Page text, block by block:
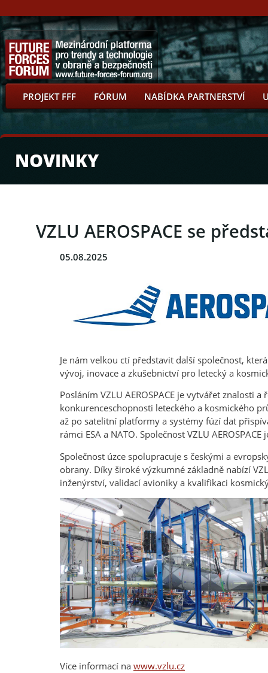
PROJEKT FFF FÓRUM NABÍDKA PARTNERSTVÍ
NOVINKY
VZLU AEROSPACE se
05.08.2025
Je nám velkou ctí představit další společnost,
vývoj, inovace a zkušebnictví pro letecký a
Posláním VZLU AEROSPACE je vytvářet
konkurenceschopnosti leteckého a kosmického
až po satelitní platformy a systémy fúzí dat
rámci ESA a NATO. Společnost VZLU
Společnost úzce spolupracuje s českými a
obrany. Díky široké výzkumné základně nabízí
inženýrství, validací avioniky a kvalifikaci
Více informací na www.vzlu.cz